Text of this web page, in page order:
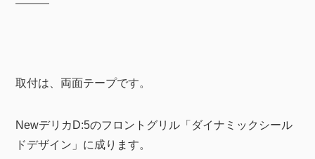
取付は、両面テープです。
NewデリカD:5のフロントグリル「ダイナミックシール
ドデザイン」に成ります。